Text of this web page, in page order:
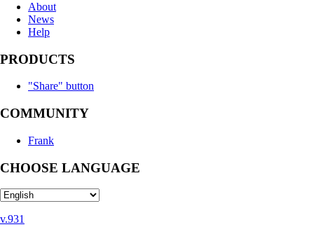
About
News
Help
PRODUCTS
"Share" button
COMMUNITY
Frank
CHOOSE LANGUAGE
v.931